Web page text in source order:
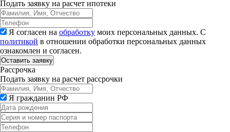
Подать заявку на расчет ипотеки
Я согласен на обработку моих персональных данных. С
политикой в отношении обработки персональных данных
ознакомлен и согласен.
Рассрочка
Подать заявку на расчет рассрочки
Я гражданин РФ